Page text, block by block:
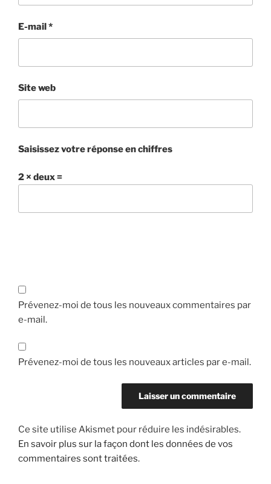
E-mail*
Site web
Saisissez votre réponse en chiffres
2 × deux =
Prévenez-moi de tous les nouveaux commentaires par
e-mail.
Prévenez-moi de tous les nouveaux articles par e-mail.
Ce site utilise Akismet pour réduire les indésirables.
En savoir plus sur la façon dont les données de vos
commentaires sont traitées.